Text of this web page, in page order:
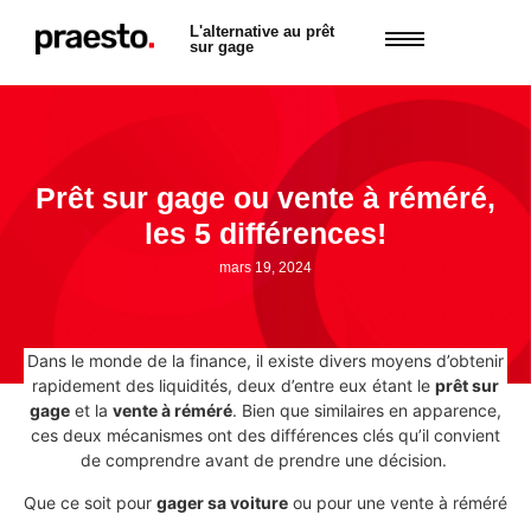
L'alternative au prêt
sur gage
Prêt sur gage ou vente à réméré,
les 5 différences!
mars 19, 2024
Dans le monde de la finance, il existe divers moyens d’obtenir
rapidement des liquidités, deux d’entre eux étant le prêt sur
gage et la vente à réméré. Bien que similaires en apparence,
ces deux mécanismes ont des différences clés qu’il convient
de comprendre avant de prendre une décision.
Que ce soit pour gager sa voiture ou pour une vente à réméré